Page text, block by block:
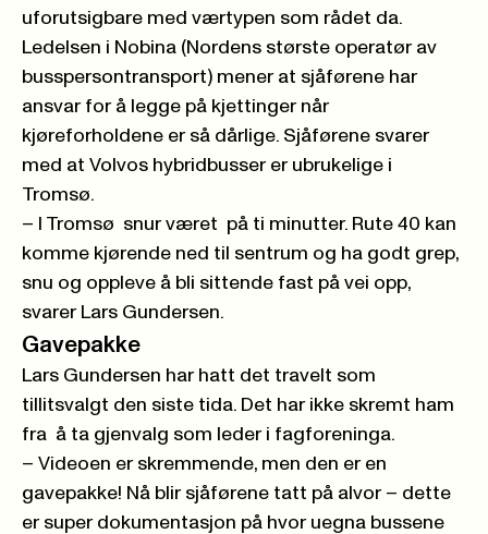
uforutsigbare med værtypen som rådet da.
Ledelsen i Nobina (Nordens største operatør av
busspersontransport) mener at sjåførene har
ansvar for å legge på kjettinger når
kjøreforholdene er så dårlige. Sjåførene svarer
med at Volvos hybridbusser er ubrukelige i
Tromsø.
– I Tromsø snur været på ti minutter. Rute 40 kan
komme kjørende ned til sentrum og ha godt grep,
snu og oppleve å bli sittende fast på vei opp,
svarer Lars Gundersen.
Gavepakke
Lars Gundersen har hatt det travelt som
tillitsvalgt den siste tida. Det har ikke skremt ham
fra å ta gjenvalg som leder i fagforeninga.
– Videoen er skremmende, men den er en
gavepakke! Nå blir sjåførene tatt på alvor – dette
er super dokumentasjon på hvor uegna bussene